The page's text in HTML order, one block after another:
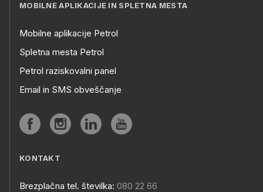
MOBILNE APLIKACIJE IN SPLETNA MESTA
Mobilne aplikacije Petrol
Spletna mesta Petrol
Petrol raziskovalni panel
Email in SMS obveščanje
KONTAKT
Brezplačna tel. številka: 080 22 66